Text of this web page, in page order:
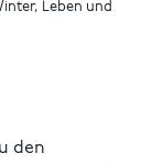
Leben und
den